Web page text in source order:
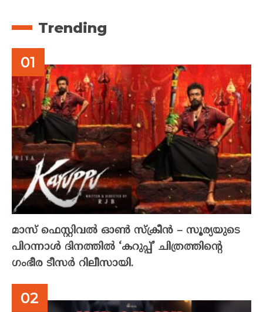
Trending
മാസ് ഫെസ്റ്റിവൽ ഓൺ സ്‌ക്രീൻ – സൂര്യയുടെ
പിറന്നാൾ ദിനത്തിൽ ‘കറുപ്പ്’ ചിത്രത്തിന്റെ
ഗംഭീര ടീസർ റിലീസായി.